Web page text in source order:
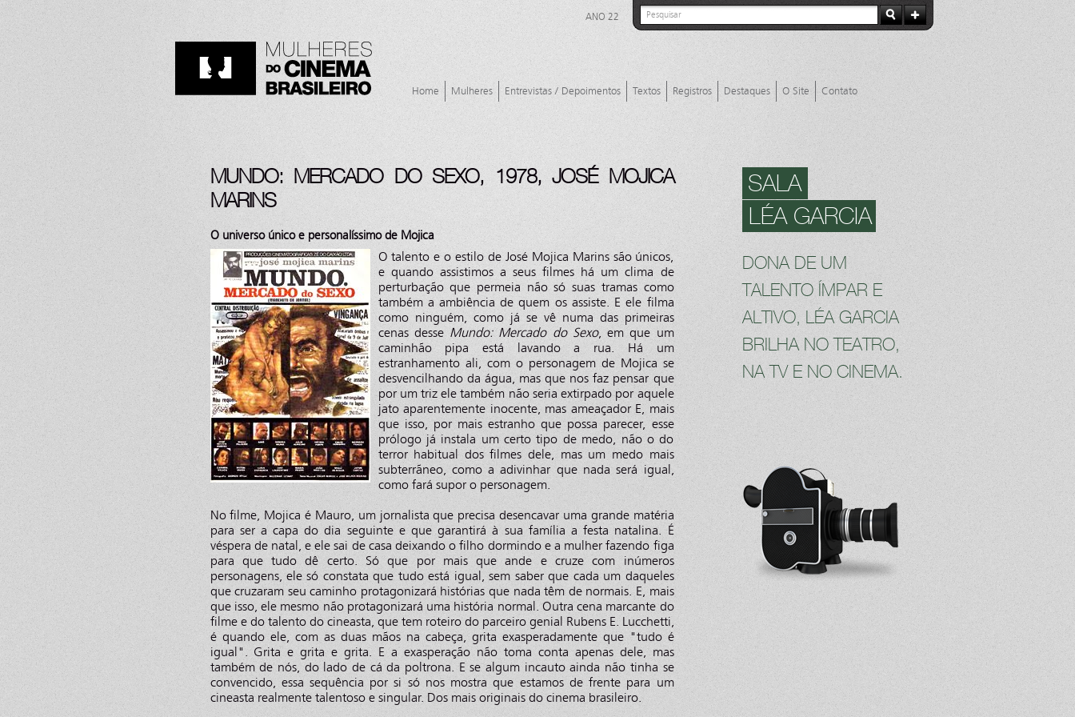
ANO 22
Home Mulheres Entrevistas / Depoimentos Textos Registros Destaques O Site Contato
MUNDO: MERCADO DO SEXO, 1978, JOSÉ MOJICA
MARINS
O universo único e personalíssimo de Mojica
O talento e o estilo de José Mojica Marins são únicos,
e quando assistimos a seus filmes há um clima de
perturbação que permeia não só suas tramas como
também a ambiência de quem os assiste. E ele filma
como ninguém, como já se vê numa das primeiras
cenas desse Mundo: Mercado do Sexo, em que um
caminhão pipa está lavando a rua. Há um
estranhamento ali, com o personagem de Mojica se
desvencilhando da água, mas que nos faz pensar que
por um triz ele também não seria extirpado por aquele
jato aparentemente inocente, mas ameaçador E, mais
que isso, por mais estranho que possa parecer, esse
prólogo já instala um certo tipo de medo, não o do
terror habitual dos filmes dele, mas um medo mais
subterrãneo, como a adivinhar que nada será igual,
como fará supor o personagem.
No filme, Mojica é Mauro, um jornalista que precisa desencavar uma grande matéria
para ser a capa do dia seguinte e que garantirá à sua família a festa natalina. É
véspera de natal, e ele sai de casa deixando o filho dormindo e a mulher fazendo figa
para que tudo dê certo. Só que por mais que ande e cruze com inúmeros
personagens, ele só constata que tudo está igual, sem saber que cada um daqueles
que cruzaram seu caminho protagonizará histórias que nada têm de normais. E, mais
que isso, ele mesmo não protagonizará uma história normal. Outra cena marcante do
filme e do talento do cineasta, que tem roteiro do parceiro genial Rubens E. Lucchetti,
é quando ele, com as duas mãos na cabeça, grita exasperadamente que "tudo é
igual". Grita e grita e grita. E a exasperação não toma conta apenas dele, mas
também de nós, do lado de cá da poltrona. E se algum incauto ainda não tinha se
convencido, essa sequência por si só nos mostra que estamos de frente para um
cineasta realmente talentoso e singular. Dos mais originais do cinema brasileiro.
SALA
LÉA GARCIA
DONA DE UM
TALENTO ÍMPAR E
ALTIVO, LÉA GARCIA
BRILHA NO TEATRO,
NA TV E NO CINEMA.